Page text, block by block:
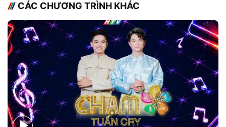
CÁC CHƯƠNG TRÌNH KHÁC